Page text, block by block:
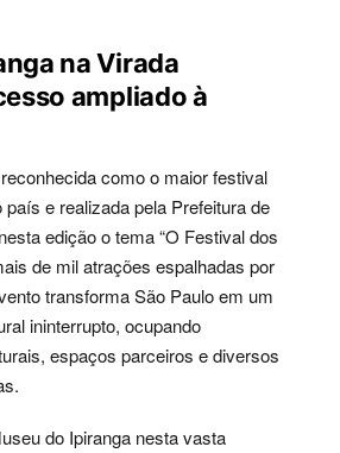
na Virada
ampliado à
como o maior festival
país e realizada pela Prefeitura de
edição o tema “O Festival dos
de mil atrações espalhadas por
transforma São Paulo em um
ininterrupto, ocupando
espaços parceiros e diversos
do Ipiranga nesta vasta